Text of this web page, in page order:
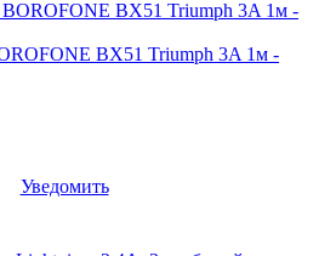
BX51 Triumph 3A 1м -
Уведомить